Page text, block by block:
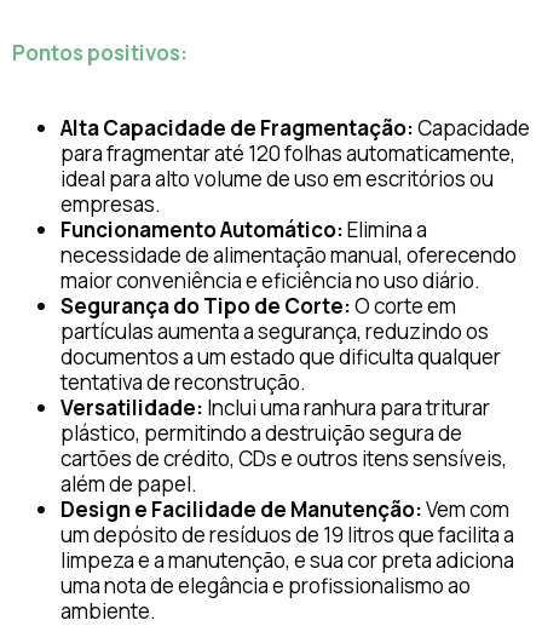
Pontos positivos:
Alta Capacidade de Fragmentação:Capacidade
para fragmentar até 120 folhas automaticamente,
ideal para alto volume de uso em escritórios ou
empresas.
Funcionamento Automático:Elimina a
necessidade de alimentação manual, oferecendo
maior conveniência e eficiência no uso diário.
Segurança do Tipo de Corte:O corte em
partículas aumenta a segurança, reduzindo os
documentos a um estado que dificulta qualquer
tentativa de reconstrução.
Versatilidade: Inclui uma ranhura para triturar
plástico, permitindo a destruição segura de
cartões de crédito, CDs e outros itens sensíveis,
além de papel.
Design e Facilidade de Manutenção:Vem com
um depósito de resíduos de 19 litros que facilita a
limpeza e a manutenção, e sua cor preta adiciona
uma nota de elegância e profissionalismo ao
ambiente.